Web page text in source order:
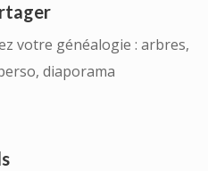
votre généalogie : arbres,
diaporama